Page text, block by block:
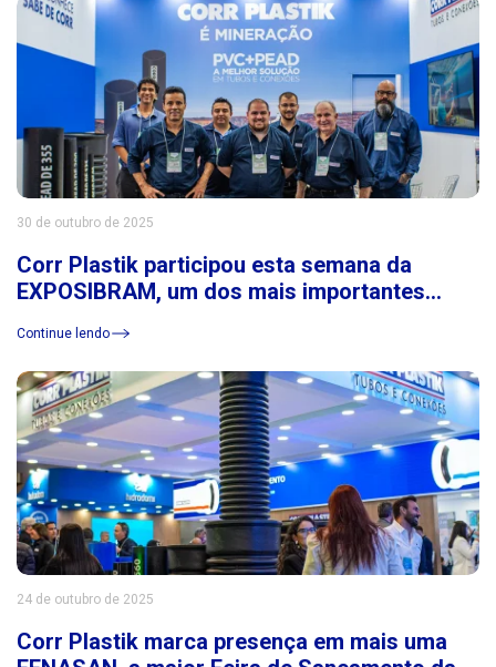
30 de outubro de 2025
Corr Plastik participou esta semana da
EXPOSIBRAM, um dos mais importantes
Latina
Continue lendo
24 de outubro de 2025
Corr Plastik marca presença em mais uma